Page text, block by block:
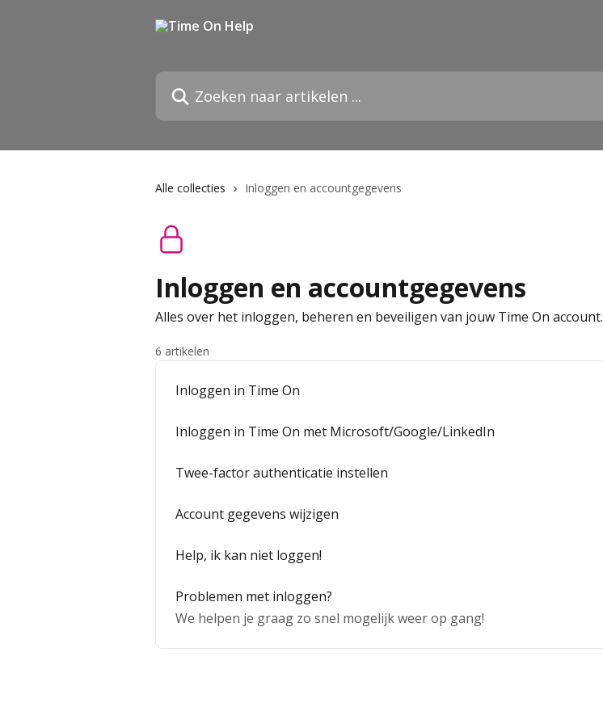
Zoeken naar artikelen ...
Alle collecties Inloggen en accountgegevens
Inloggen en accountgegevens
Alles over het inloggen, beheren en beveiligen van jouw Time On account.
6 artikelen
Inloggen in Time On
Inloggen in Time On met Microsoft/Google/LinkedIn
Twee-factor authenticatie instellen
Account gegevens wijzigen
Help, ik kan niet loggen!
Problemen met inloggen?
We helpen je graag zo snel mogelijk weer op gang!